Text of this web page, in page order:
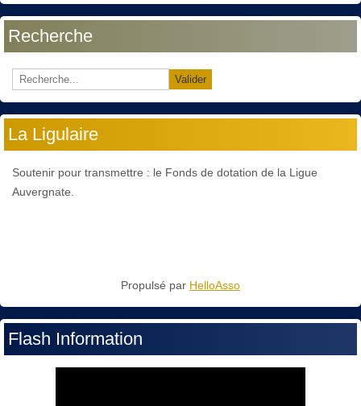
Recherche
Valider
La Ligulaire
Soutenir pour transmettre : le Fonds de dotation de la Ligue
Auvergnate.
Propulsé par HelloAsso
Flash Information